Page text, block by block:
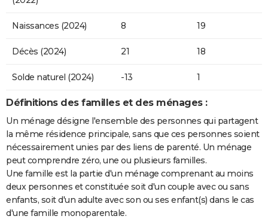
Naissances (2024) 8 19
Décès (2024) 21 18
Solde naturel (2024) -13 1
Définitions des familles et des ménages :
Un ménage désigne l'ensemble des personnes qui partagent
la même résidence principale, sans que ces personnes soient
nécessairement unies par des liens de parenté. Un ménage
peut comprendre zéro, une ou plusieurs familles.
Une famille est la partie d'un ménage comprenant au moins
deux personnes et constituée soit d'un couple avec ou sans
enfants, soit d'un adulte avec son ou ses enfant(s) dans le cas
d'une famille monoparentale.